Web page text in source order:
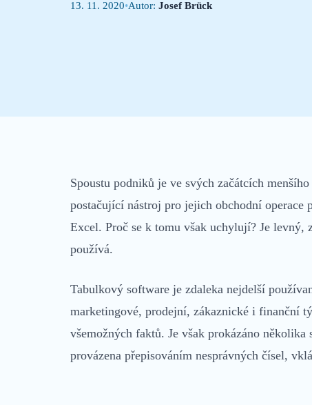
13. 11. 2020•Autor: Josef Brück
Spoustu podniků je ve svých začátcích
postačující nástroj pro jejich obchodní
Excel. Proč se k tomu však uchylují? Je levný,
používá.
Tabulkový software je zdaleka nejdelší
marketingové, prodejní, zákaznické i finanční
všemožných faktů. Je však prokázáno
provázena přepisováním nesprávných čísel,